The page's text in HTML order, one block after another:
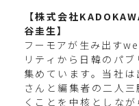
【株式会社
谷圭生】
フーモアが生み出す
リティから日韓のパ
集めています。当社
さんと編集者の二人
くことを中核としな